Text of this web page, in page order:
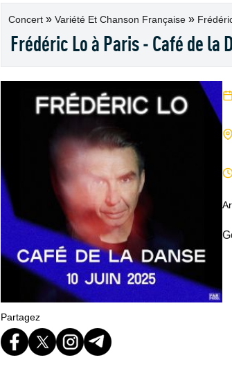
Concert » Variété Et Chanson Française »
Frédéric Lo à Paris - Café de la
Partagez